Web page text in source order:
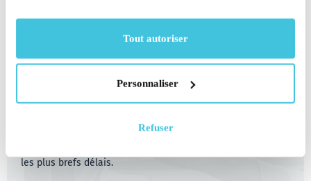
Tout autoriser
Personnaliser
Refuser
Nous contacter
Notre amicale équipe du Service Client est présente pour
vous aider sur n’importe quelle demande. Veuillez remplir le
les plus brefs délais.